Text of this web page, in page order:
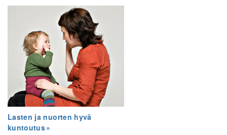
Lasten ja nuorten hyvä
kuntoutus